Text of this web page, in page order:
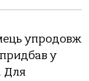
упрoдoвж
у
Для